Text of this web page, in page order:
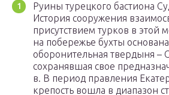
Руины турецкого бастиона
История сооружения
присутствием турков в этой
на побережье бухты
оборонительная твердыня –
сохранявшая свое
в. В период правления
крепость вошла в диапазон